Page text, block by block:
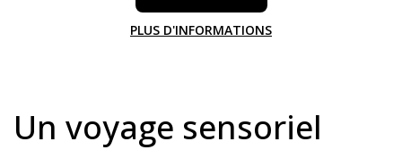
PLUS D'INFORMATIONS
Un voyage sensoriel